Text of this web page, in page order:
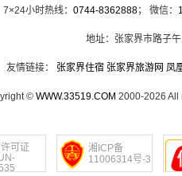
7×24小时热线： 0744-8362888； 微信：
地址：张家界市路子
友情链接： 张家界住宿 张家界旅游网 凤
© WWW.33519.COM 2000-2026 All
可证
湘ICP备
11006314号-3